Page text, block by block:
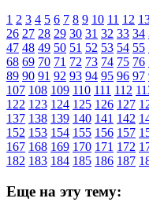
1 2 3 4 5 6 7 8 9 10 11 12
26 27 28 29 30 31 32 33 34
47 48 49 50 51 52 53 54 55
68 69 70 71 72 73 74 75 76
89 90 91 92 93 94 95 96 97
107 108 109 110 111 112
122 123 124 125 126 127
137 138 139 140 141 142
152 153 154 155 156 157
167 168 169 170 171 172
182 183 184 185 186 187
Еще на эту тему: